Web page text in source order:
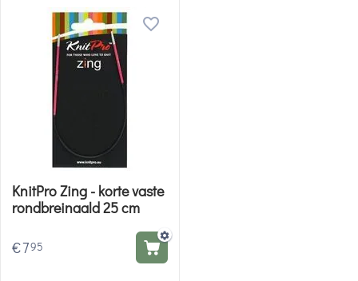
KnitPro Zing - korte vaste
rondbreinaald 25 cm
€795